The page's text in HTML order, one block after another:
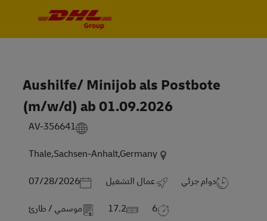
Aushilfe/ Minijob als Postbote
(m/w/d) ab 01.09.2026
AV-356641
Thale,Sachsen-Anhalt,Germany
Posted Date
07/28/2026 عمال التشغيل دوام جزئي
موسمي / طارئ 17.2 6